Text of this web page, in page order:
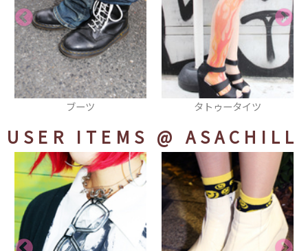
タトゥータイツ 帽子
USER ITEMS @ ASACHILL